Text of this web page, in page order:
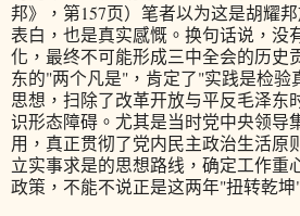
邦》，第157页）笔者以为这是胡耀
表白，也是真实感慨。换句话说，没
化，最终不可能形成三中全会的历史
东的"两个凡是"，肯定了"实践是检验
思想，扫除了改革开放与平反毛泽东
识形态障碍。尤其是当时党中央领导
用，真正贯彻了党内民主政治生活原
立实事求是的思想路线，确定工作重
政策，不能不说正是这两年"扭转乾坤